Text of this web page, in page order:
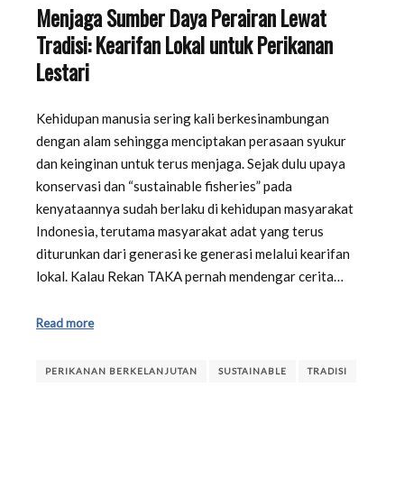
Menjaga Sumber Daya Perairan Lewat
Tradisi: Kearifan Lokal untuk Perikanan
Lestari
Kehidupan manusia sering kali berkesinambungan
dengan alam sehingga menciptakan perasaan syukur
dan keinginan untuk terus menjaga. Sejak dulu upaya
konservasi dan “sustainable fisheries” pada
kenyataannya sudah berlaku di kehidupan masyarakat
Indonesia, terutama masyarakat adat yang terus
diturunkan dari generasi ke generasi melalui kearifan
lokal. Kalau Rekan TAKA pernah mendengar cerita…
Read more
PERIKANAN BERKELANJUTAN SUSTAINABLE TRADISI